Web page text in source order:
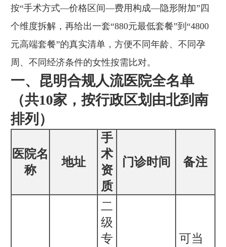
按“手术方式—价格区间—费用构成—隐形附加”四
个维度拆解，再给出一套“880元最低套餐”到“4800
元高端套餐”的真实清单，方便不同年龄、不同孕
周、不同经济条件的女性按需比对。
一、昆明合规人流医院全名单
（共10家，按行政区划由北到南
排列）
医院名
称
地址
手
术
资
质
门诊时间 备注
二
级
专
可当